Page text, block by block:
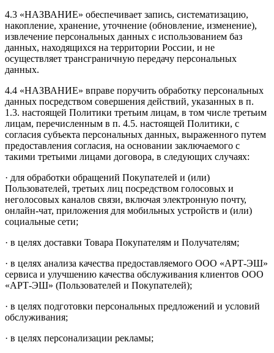
4.3 «НАЗВАНИЕ» обеспечивает запись, систематизацию,
накопление, хранение, уточнение (обновление, изменение),
извлечение персональных данных с использованием баз
данных, находящихся на территории России, и не
осуществляет трансграничную передачу персональных
данных.
4.4 «НАЗВАНИЕ» вправе поручить обработку персональных
данных посредством совершения действий, указанных в п.
1.3. настоящей Политики третьим лицам, в том числе третьим
лицам, перечисленным в п. 4.5. настоящей Политики, с
согласия субъекта персональных данных, выраженного путем
предоставления согласия, на основании заключаемого с
такими третьими лицами договора, в следующих случаях:
· для обработки обращений Покупателей и (или)
Пользователей, третьих лиц посредством голосовых и
неголосовых каналов связи, включая электронную почту,
онлайн-чат, приложения для мобильных устройств и (или)
социальные сети;
· в целях доставки Товара Покупателям и Получателям;
· в целях анализа качества предоставляемого ООО «АРТ-ЭШ»
сервиса и улучшению качества обслуживания клиентов ООО
«АРТ-ЭШ» (Пользователей и Покупателей);
· в целях подготовки персональных предложений и условий
обслуживания;
· в целях персонализации рекламы;